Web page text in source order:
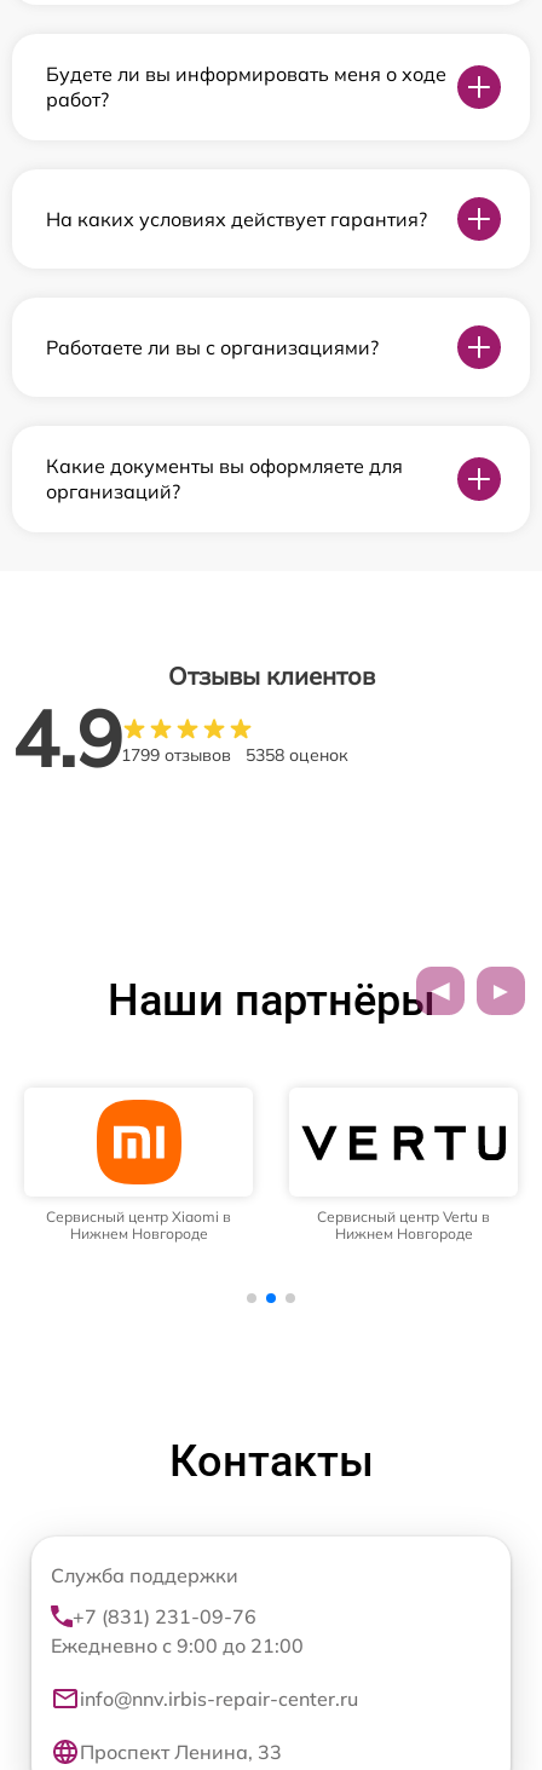
Будете ли вы информировать меня о ходе
работ?
На каких условиях действует гарантия?
Работаете ли вы с организациями?
Какие документы вы оформляете для
организаций?
Отзывы клиентов
4.91799 отзывов 5358 оценок
Наши партнёры
Сервисный центр Xiaomi в
Нижнем Новгороде
Сервисный центр Vertu в
Нижнем Новгороде
Контакты
Служба поддержки
+7 (831) 231-09-76
Ежедневно с 9:00 до 21:00
info@nnv.irbis-repair-center.ru
Проспект Ленина, 33